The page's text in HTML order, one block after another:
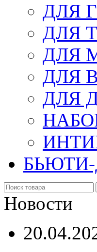
ДЛЯ
ДЛЯ
ДЛЯ
ДЛЯ
ДЛЯ
Новости